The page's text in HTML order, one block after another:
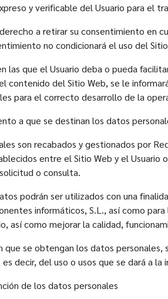
y verificable del Usuario para el
a retirar su consentimiento en
no condicionará el uso del
las que el Usuario deba o pueda
contenido del Sitio Web, se le
para el correcto desarrollo de la
a que se destinan los datos
son recabados y gestionados por
entre el Sitio Web y el
o consulta.
podrán ser utilizados con una
informáticos, S.L., así como
así como mejorar la calidad,
que se obtengan los datos
decir, del uso o usos que se dará a la
de los datos personales